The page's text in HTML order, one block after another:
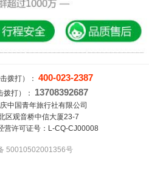
拨打）： 400-023-2387
打）： 13708392687
中国青年旅行社有限公司
区观音桥中信大厦23-7
营许可证号：L-CQ-CJ00008
50010502001356号